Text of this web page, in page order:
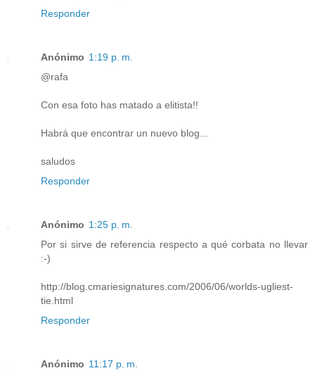
Responder
Anónimo 1:19 p. m.
@rafa
Con esa foto has matado a elitista!!
Habrá que encontrar un nuevo blog...
saludos
Responder
Anónimo 1:25 p. m.
Por si sirve de referencia respecto a qué corbata no llevar
:-)
http://blog.cmariesignatures.com/2006/06/worlds-ugliest-
tie.html
Responder
Anónimo 11:17 p. m.